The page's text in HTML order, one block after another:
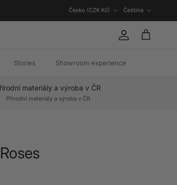
Česko (CZK Kč)
Čeština
Košík
Stories Showroom experience
materiály a výroba v ČR
Přírodní materiály a výroba v ČR